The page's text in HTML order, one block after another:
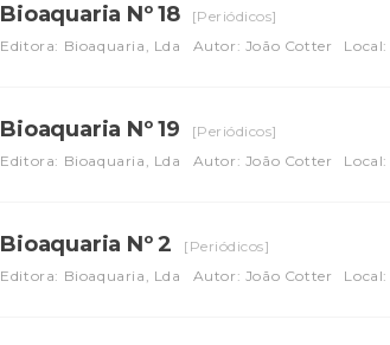
Bioaquaria Nº 18
[Periódicos]
Editora: Bioaquaria, Lda
Autor: João Cotter
Bioaquaria Nº 19
[Periódicos]
Editora: Bioaquaria, Lda
Autor: João Cotter
Bioaquaria Nº 2
[Periódicos]
Editora: Bioaquaria, Lda
Autor: João Cotter